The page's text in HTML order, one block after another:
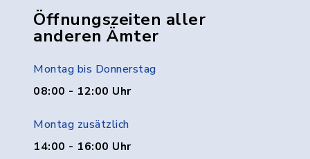
Öffnungszeiten aller
anderen Ämter
Montag bis Donnerstag
08:00 - 12:00 Uhr
Montag zusätzlich
14:00 - 16:00 Uhr